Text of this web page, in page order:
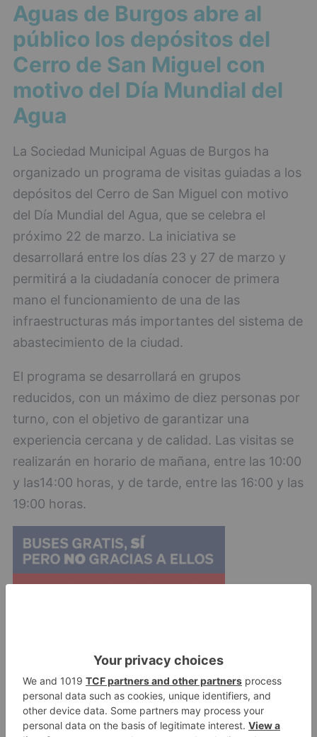
Aguas de Burgos abre al
público los depósitos del
Cerro de San Miguel con
motivo del Día Mundial del
Agua
La Sociedad Municipal Aguas de Burgos ha
organizado un programa de visitas guiadas a los
depósitos del Cerro de San Miguel con motivo
del Día Mundial del Agua, que se celebra el
próximo 22 de marzo. La iniciativa se
desarrollará entre los días 23 y 27 de marzo y
permitirá a la ciudadanía conocer de primera
mano el funcionamiento de una de las
infraestructuras más importantes del sistema de
abastecimiento de la ciudad.
El programa se desarrollará en grupos
reducidos, con un máximo de diez personas por
turno, con el objetivo de garantizar una
experiencia cercana y de calidad. Las visitas se
realizarán en horario de mañana, entre las 10:00
y las14:00 horas, y de tarde, entre las 16:00 y las
19:00 horas.
Las inscripciones estarán abiertas del 17 al 26